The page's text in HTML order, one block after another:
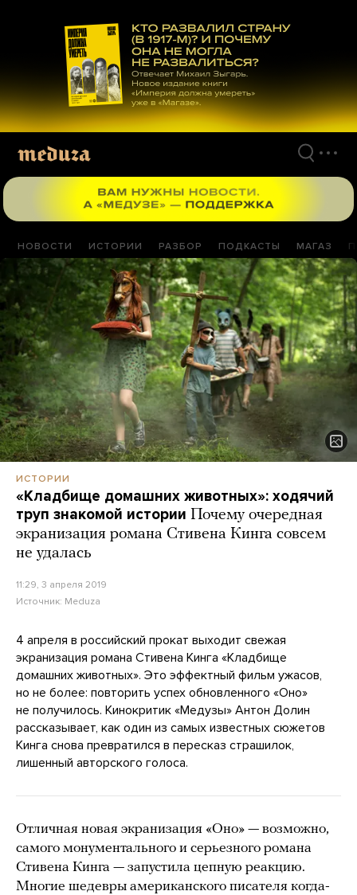
материалам
НОВОСТИ ИСТОРИИ РАЗБОР ПОДКАСТЫ МАГАЗ
ИСТОРИИ
«Кладбище домашних животных»: ходячий
труп знакомой истории Почему очередная
экранизация романа Стивена Кинга совсем
не удалась
11:29, 3 апреля 2019
Источник: Meduza
4 апреля в российский прокат выходит свежая
экранизация романа Стивена Кинга «Кладбище
домашних животных». Это эффектный фильм ужасов,
но не более: повторить успех обновленного «Оно»
не получилось. Кинокритик «Медузы» Антон Долин
рассказывает, как один из самых известных сюжетов
Кинга снова превратился в пересказ страшилок,
лишенный авторского голоса.
Отличная новая экранизация «Оно» — возможно,
самого монументального и серьезного романа
Стивена Кинга — запустила цепную реакцию.
Многие шедевры американского писателя когда-